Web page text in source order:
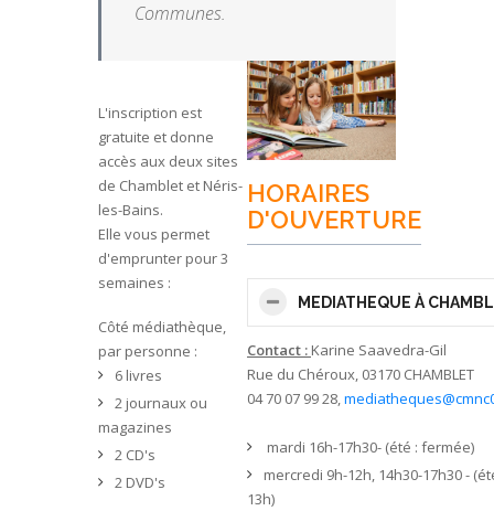
Communes.
L'inscription est
gratuite et donne
accès aux deux sites
de Chamblet et Néris-
les-Bains.
Elle vous permet
d'emprunter pour 3
semaines :
Côté médiathèque,
par personne :
6 livres
2 journaux ou
magazines
2 CD's
2 DVD's
HORAIRES
D'OUVERTURE
MEDIATHEQUE À
Contact : Karine Saavedra-Gil
Rue du Chéroux, 03170 CHAMBLET
04 70 07 99 28,
mardi 16h-17h30- (été : fermée)
mercredi 9h-12h, 14h30-17h30 -
13h)